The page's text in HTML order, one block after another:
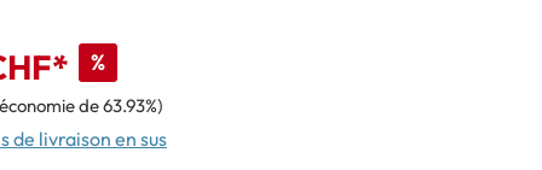
%
de 63.93%)
de livraison en sus